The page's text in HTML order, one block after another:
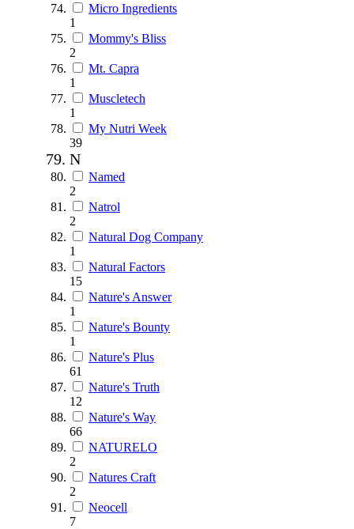
Micro Ingredients
1
Mommy's Bliss
2
Mt. Capra
1
Muscletech
1
My Nutri Week
39
N
Named
2
Natrol
2
Natural Dog Company
1
Natural Factors
15
Nature's Answer
1
Nature's Bounty
1
Nature's Plus
61
Nature's Truth
12
Nature's Way
66
NATURELO
2
Natures Craft
2
Neocell
7